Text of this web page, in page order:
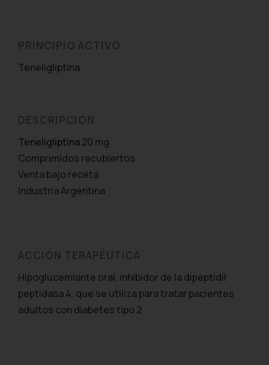
PRINCIPIO ACTIVO
Teneligliptina
DESCRIPCIÓN
Teneligliptina 20 mg
Comprimidos recubiertos
Venta bajo receta
Industria Argentina
ACCIÓN TERAPÉUTICA
Hipoglucemiante oral, inhibidor de la dipeptidil
peptidasa 4, que se utiliza para tratar pacientes
adultos con diabetes tipo 2